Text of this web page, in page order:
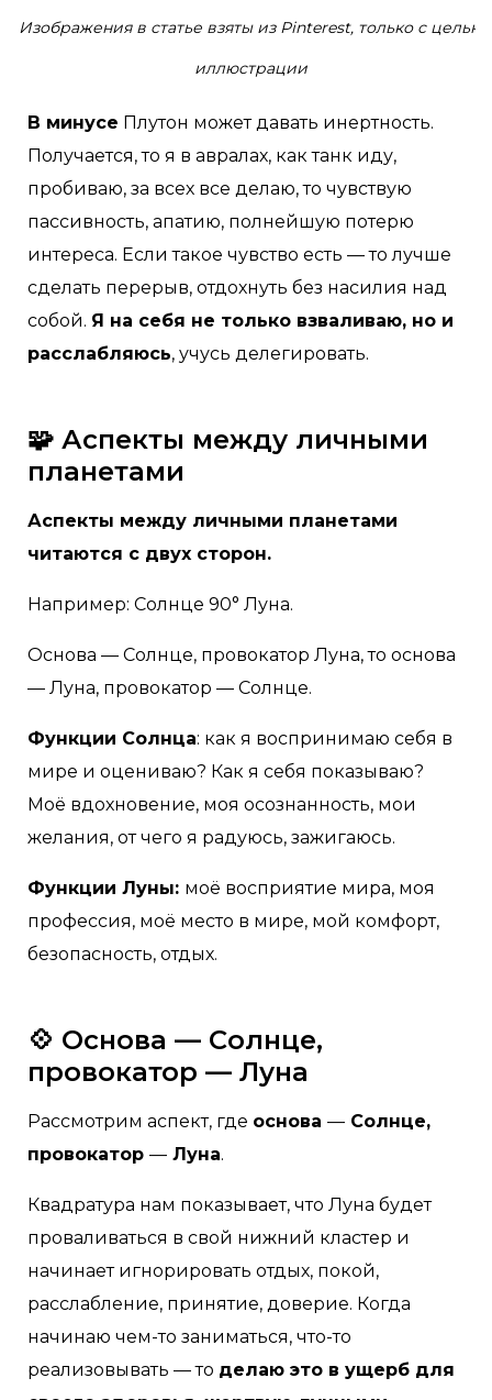
Изображения в статье взяты из Pinterest, только с целью
иллюстрации
В минусе Плутон может давать инертность.
Получается, то я в авралах, как танк иду,
пробиваю, за всех все делаю, то чувствую
пассивность, апатию, полнейшую потерю
интереса. Если такое чувство есть — то лучше
сделать перерыв, отдохнуть без насилия над
собой. Я на себя не только взваливаю, но и
расслабляюсь, учусь делегировать.
🧩 Аспекты между личными
планетами
Аспекты между личными планетами
читаются с двух сторон.
Например: Солнце 90° Луна.
Основа — Солнце, провокатор Луна, то основа
— Луна, провокатор — Солнце.
Функции Солнца: как я воспринимаю себя в
мире и оцениваю? Как я себя показываю?
Моё вдохновение, моя осознанность, мои
желания, от чего я радуюсь, зажигаюсь.
Функции Луны: моё восприятие мира, моя
профессия, моё место в мире, мой комфорт,
безопасность, отдых.
💠 Основа — Солнце,
провокатор — Луна
Рассмотрим аспект, где основа — Солнце,
провокатор — Луна.
Квадратура нам показывает, что Луна будет
проваливаться в свой нижний кластер и
начинает игнорировать отдых, покой,
расслабление, принятие, доверие. Когда
начинаю чем-то заниматься, что-то
реализовывать — то делаю это в ущерб для